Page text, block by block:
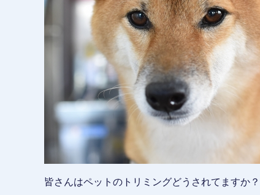
皆さんはペットのトリミングどうされてますか？